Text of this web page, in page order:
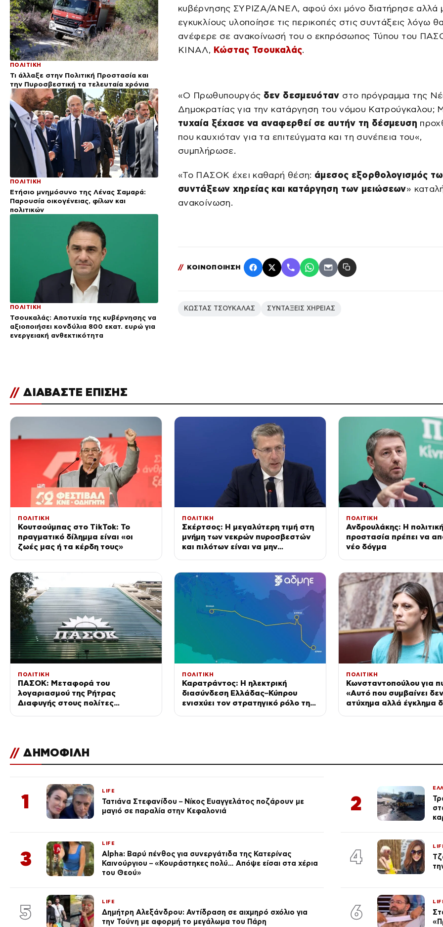
ΠΟΛΙΤΙΚΗ
Τι άλλαξε στην Πολιτική Προστασία και
την Πυροσβεστική τα τελευταία χρόνια
ΠΟΛΙΤΙΚΗ
Ετήσιο μνημόσυνο της Λένας Σαμαρά:
Παρουσία οικογένειας, φίλων και
πολιτικών
ΠΟΛΙΤΙΚΗ
Τσουκαλάς: Αποτυχία της κυβέρνησης να
αξιοποιήσει κονδύλια 800 εκατ. ευρώ για
ενεργειακή ανθεκτικότητα
κυβέρνησης ΣΥΡΙΖΑ/ΑΝΕΛ, αφού όχι μόνο διατήρησε αλλά
εγκυκλίους υλοποίησε τις περικοπές στις συντάξεις λόγω
ανέφερε σε ανακοίνωσή του ο εκπρόσωπος Τύπου του
ΚΙΝΑΛ, Κώστας Τσουκαλάς.
«Ο Πρωθυπουργός δεν δεσμευόταν στο πρόγραμμα της
Δημοκρατίας για την κατάργηση του νόμου Κατρούγκαλου;
τυχαία ξέχασε να αναφερθεί σε αυτήν τη δέσμευση
που καυχιόταν για τα επιτεύγματα και τη συνέπεια του«,
συμπλήρωσε.
«Το ΠΑΣΟΚ έχει καθαρή θέση: άμεσος εξορθολογισμός
συντάξεων χηρείας και κατάργηση των μειώσεων»
ανακοίνωση.
// ΚΟΙΝΟΠΟΙΗΣΗ
ΚΩΣΤΑΣ ΤΣΟΥΚΑΛΑΣ ΣΥΝΤΑΞΕΙΣ ΧΗΡΕΙΑΣ
// ΔΙΑΒΑΣΤΕ ΕΠΙΣΗΣ
ΠΟΛΙΤΙΚΗ
Κουτσούμπας στο TikTok: Το
πραγματικό δίλημμα είναι «οι
ζωές μας ή τα κέρδη τους»
ΠΟΛΙΤΙΚΗ
Σκέρτσος: Η μεγαλύτερη τιμή στη
μνήμη των νεκρών πυροσβεστών
και πιλότων είναι να μην
ΠΟΛΙΤΙΚΗ
Ανδρουλάκης: Η πολιτική
προστασία πρέπει να
νέο δόγμα
ΠΟΛΙΤΙΚΗ
ΠΑΣΟΚ: Μεταφορά του
λογαριασμού της Ρήτρας
Διαφυγής στους πολίτες
ΠΟΛΙΤΙΚΗ
Καρατράντος: Η ηλεκτρική
διασύνδεση Ελλάδας–Κύπρου
ενισχύει τον στρατηγικό ρόλο της
ΠΟΛΙΤΙΚΗ
Κωνσταντοπούλου για
«Αυτό που συμβαίνει δεν
ατύχημα αλλά έγκλημα
// ΔΗΜΟΦΙΛΗ
1 LIFE
Τατιάνα Στεφανίδου – Νίκος Ευαγγελάτος ποζάρουν με
μαγιό σε παραλία στην Κεφαλονιά
2
3
LIFE
Alpha: Βαρύ πένθος για συνεργάτιδα της Κατερίνας
Καινούργιου – «Κουράστηκες πολύ… Απόψε είσαι στα χέρια
του Θεού»
4
5 LIFE
Δημήτρη Αλεξάνδρου: Αντίδραση σε αιχμηρό σχόλιο για
την Τούνη με αφορμή το μεγάλωμα του Πάρη
6